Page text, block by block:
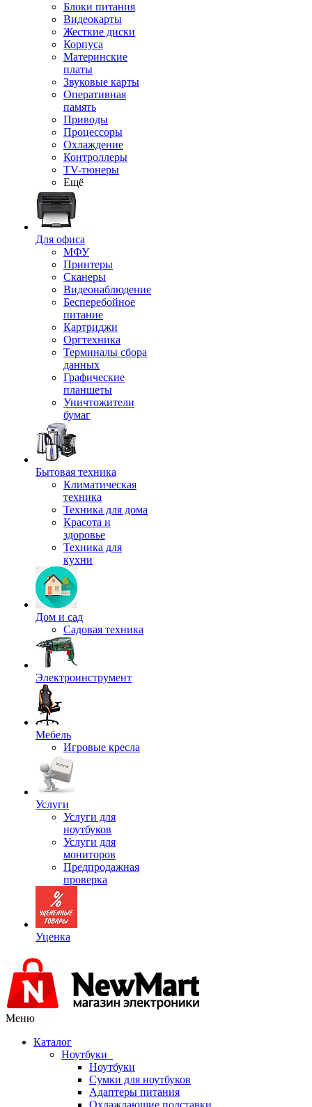
Блоки питания
Видеокарты
Жесткие диски
Корпуса
Материнские
платы
Звуковые карты
Оперативная
память
Приводы
Процессоры
Охлаждение
Контроллеры
TV-тюнеры
Ещё
Для офиса
МФУ
Принтеры
Сканеры
Видеонаблюдение
Бесперебойное
питание
Картриджи
Оргтехника
Терминалы сбора
данных
Графические
планшеты
Уничтожители
бумаг
Бытовая техника
Климатическая
техника
Техника для дома
Красота и
здоровье
Техника для
кухни
Дом и сад
Садовая техника
Электроинструмент
Мебель
Игровые кресла
Услуги
Услуги для
ноутбуков
Услуги для
мониторов
Предпродажная
проверка
Уценка
Меню
Каталог
Ноутбуки
Ноутбуки
Сумки для ноутбуков
Адаптеры питания
Охлаждающие подставки